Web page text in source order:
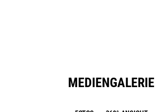
MEDIENGALERIE